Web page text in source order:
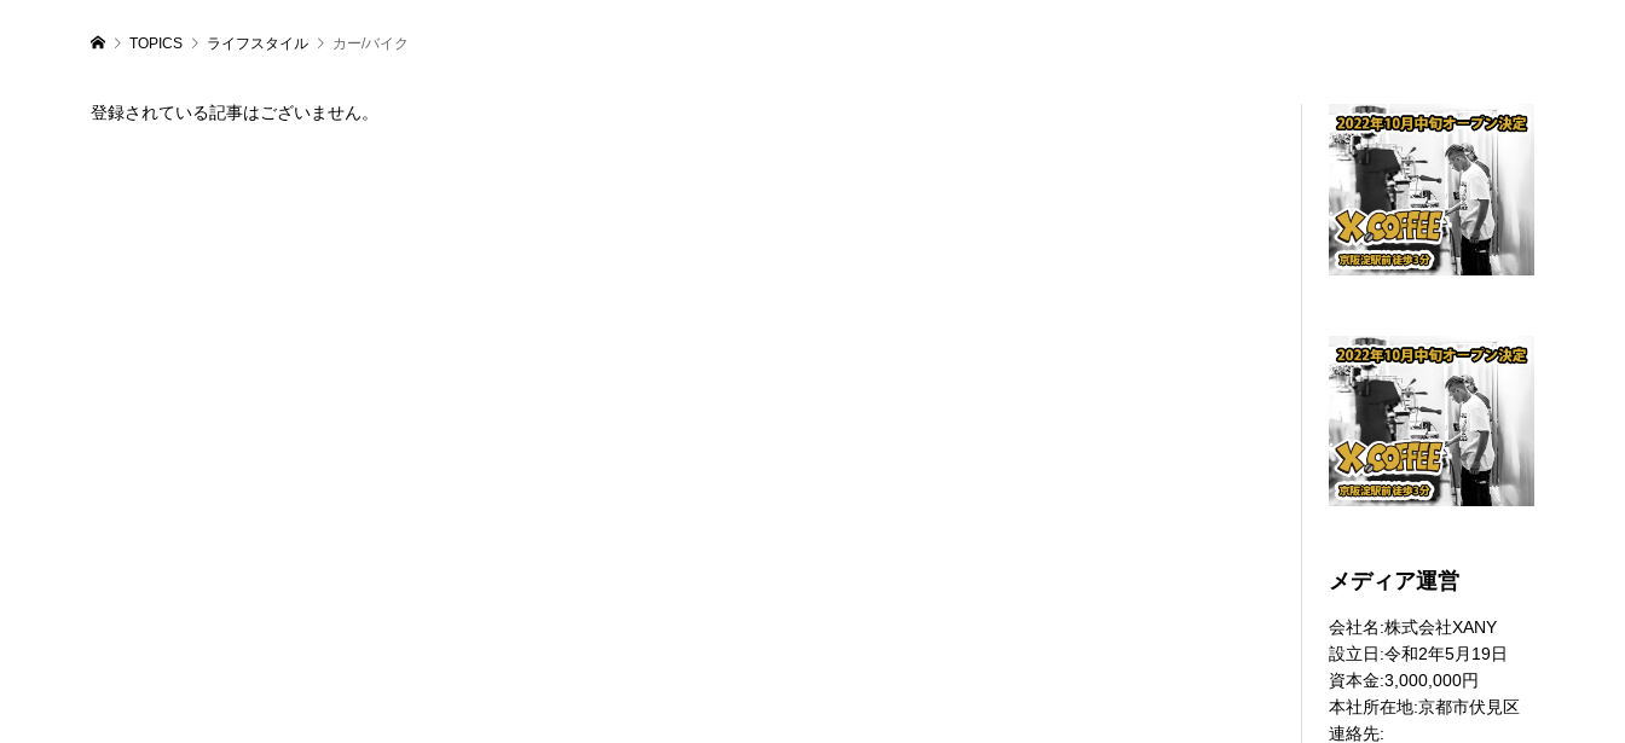
TOPICS ライフスタイル カー/バイク
登録されている記事はございません。
メディア運営
会社名:株式会社XANY
設立日:令和2年5月19日
資本金:3,000,000円
本社所在地:京都市伏見区
連絡先: